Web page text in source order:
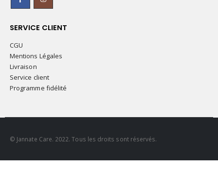
SERVICE CLIENT
CGU
Mentions Légales
Livraison
Service client
Programme fidélité
© Jannate Care. 2022. Tous les droits sont réservés.